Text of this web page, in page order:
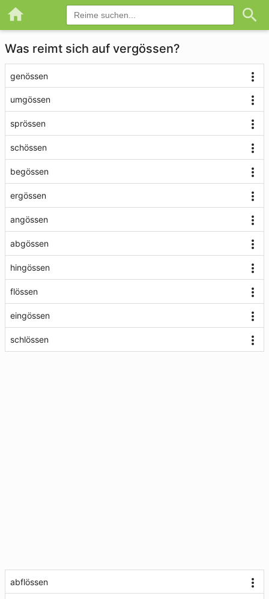
Was reimt sich auf vergössen?
genössen
umgössen
sprössen
schössen
begössen
ergössen
angössen
abgössen
hingössen
flössen
eingössen
schlössen
abflössen